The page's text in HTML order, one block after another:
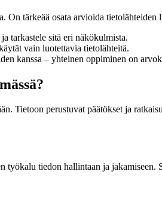
On tärkeää osata arvioida
tarkastele sitä eri näkökulmista.
vain luotettavia tietolähteitä.
kanssa – yhteinen oppiminen on
Tietoon perustuvat päätökset ja
tiedon hallintaan ja